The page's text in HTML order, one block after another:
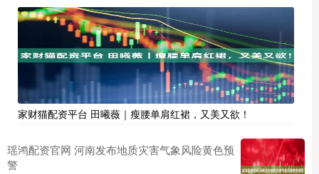
家财猫配资平台 田曦薇｜瘦腰单肩红裙，又美又欲！
瑶鸿配资官网 河南发布地质灾害气象风险黄色预
警